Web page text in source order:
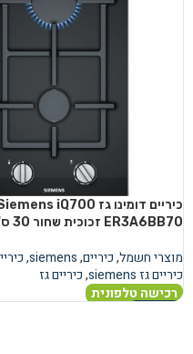
ER3A6BB70 זכוכית שחור 30 ס"מ
מוצרי חשמל,כיריים,
siemens
,
כיריים גז siemens
,כיריים גז
רכישה טלפונית